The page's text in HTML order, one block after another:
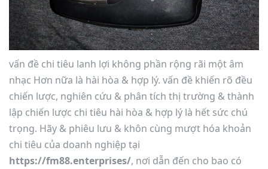
vấn đề chi tiêu lanh lợi không phần rộng rãi một âm
nhạc Hơn nữa là hài hòa & hợp lý. vấn đề khiến rõ đều
chiến lược, nghiên cứu & phân tích thị trường & thành
lập chiến lược chi tiêu hài hòa & hợp lý là hết sức chú
trọng. Hãy & phiêu lưu & khôn cùng mượt hóa khoản
chi tiêu của doanh nghiệp tại
https://fm88.enterprises/, nơi dẫn đến cho bao có